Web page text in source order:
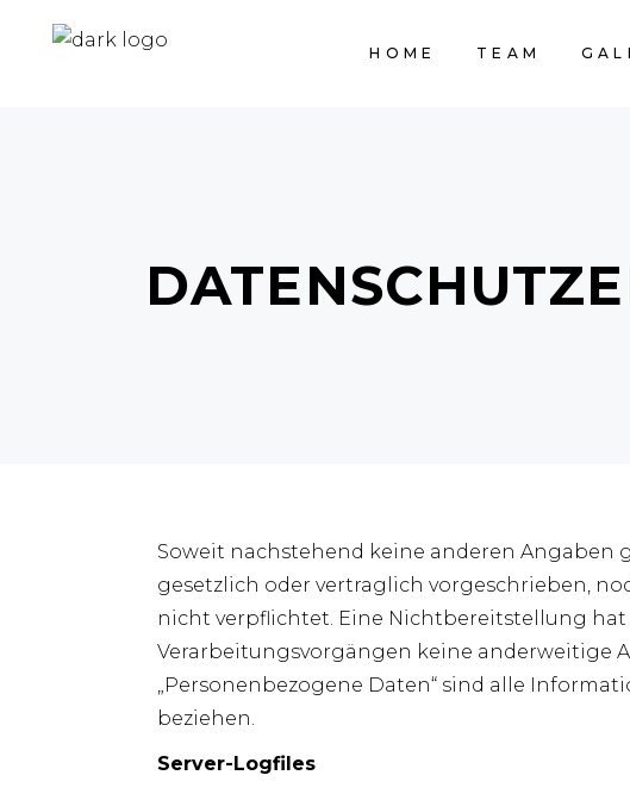
HOME TEAM
Soweit nachstehend keine anderen Angaben
gesetzlich oder vertraglich vorgeschrieben,
nicht verpflichtet. Eine Nichtbereitstellung
Verarbeitungsvorgängen keine anderweitige
„Personenbezogene Daten“ sind alle
beziehen.
Server-Logfiles